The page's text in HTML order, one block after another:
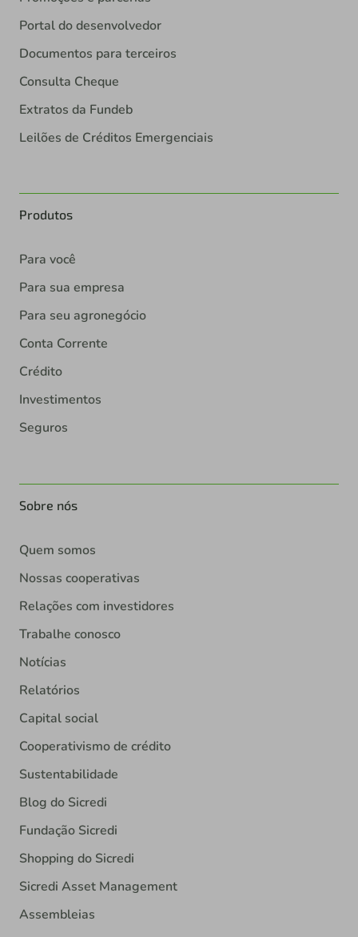
Portal do desenvolvedor
Documentos para terceiros
Consulta Cheque
Extratos da Fundeb
Leilões de Créditos Emergenciais
Produtos
Para você
Para sua empresa
Para seu agronegócio
Conta Corrente
Crédito
Investimentos
Seguros
Sobre nós
Quem somos
Nossas cooperativas
Relações com investidores
Trabalhe conosco
Notícias
Relatórios
Capital social
Cooperativismo de crédito
Sustentabilidade
Blog do Sicredi
Fundação Sicredi
Shopping do Sicredi
Sicredi Asset Management
Assembleias